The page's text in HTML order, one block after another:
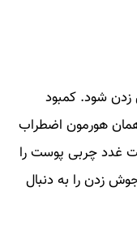
شود. کمبود
هورمون اضطراب
غدد چربی پوست را
زدن را به دنبال